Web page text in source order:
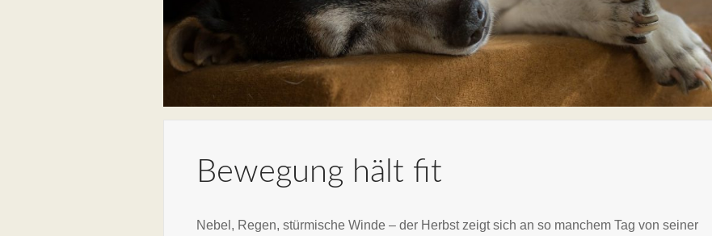
Bewegung hält fit
Nebel, Regen, stürmische Winde – der Herbst zeigt sich an so manchem Tag von seiner